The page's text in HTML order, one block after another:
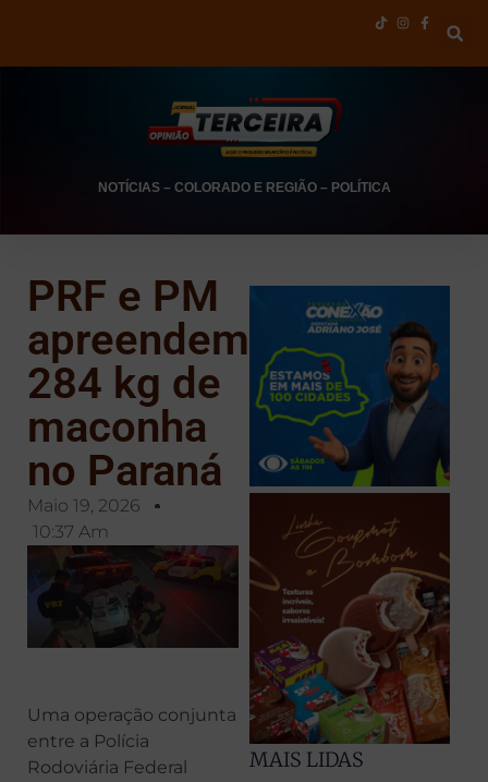
NOTÍCIAS– COLORADO E REGIÃO– POLÍTICA
PRF e PM
apreendem
284 kg de
maconha
no Paraná
Maio 19, 2026
10:37 Am
Uma operação conjunta
entre a Polícia
Rodoviária Federal
MAIS LIDAS